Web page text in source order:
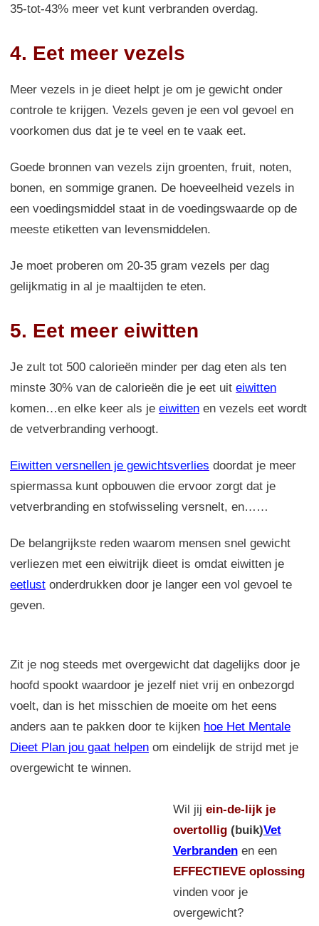
35-tot-43% meer vet kunt verbranden overdag.
4. Eet meer vezels
Meer vezels in je dieet helpt je om je gewicht onder
controle te krijgen. Vezels geven je een vol gevoel en
voorkomen dus dat je te veel en te vaak eet.
Goede bronnen van vezels zijn groenten, fruit, noten,
bonen, en sommige granen. De hoeveelheid vezels in
een voedingsmiddel staat in de voedingswaarde op de
meeste etiketten van levensmiddelen.
Je moet proberen om 20-35 gram vezels per dag
gelijkmatig in al je maaltijden te eten.
5. Eet meer eiwitten
Je zult tot 500 calorieën minder per dag eten als ten
minste 30% van de calorieën die je eet uit eiwitten
komen…en elke keer als je eiwitten en vezels eet wordt
de vetverbranding verhoogt.
Eiwitten versnellen je gewichtsverlies doordat je meer
spiermassa kunt opbouwen die ervoor zorgt dat je
vetverbranding en stofwisseling versnelt, en……
De belangrijkste reden waarom mensen snel gewicht
verliezen met een eiwitrijk dieet is omdat eiwitten je
eetlust onderdrukken door je langer een vol gevoel te
geven.
Zit je nog steeds met overgewicht dat dagelijks door je
hoofd spookt waardoor je jezelf niet vrij en onbezorgd
voelt, dan is het misschien de moeite om het eens
anders aan te pakken door te kijken hoe Het Mentale
Dieet Plan jou gaat helpen om eindelijk de strijd met je
overgewicht te winnen.
Wil jij ein-de-lijk je
overtollig(buik)Vet
Verbranden en een
EFFECTIEVE oplossing
vinden voor je
overgewicht?